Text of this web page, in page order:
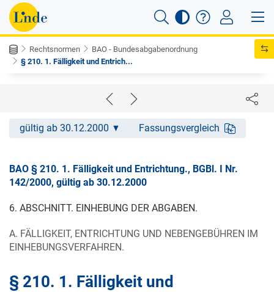
Rechtsnormen
BAO - Bundesabgabenordnung
§ 210. 1. Fälligkeit und Entrich...
gültig ab 30.12.2000 Fassungsvergleich
BAO § 210. 1. Fälligkeit und Entrichtung., BGBl. I Nr.
142/2000, gültig ab 30.12.2000
6. ABSCHNITT. EINHEBUNG DER ABGABEN.
A. FÄLLIGKEIT, ENTRICHTUNG UND NEBENGEBÜHREN IM
EINHEBUNGSVERFAHREN.
§ 210. 1. Fälligkeit und